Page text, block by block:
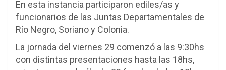
En esta instancia participaron ediles/as y
funcionarios de las Juntas Departamentales de
Río Negro, Soriano y Colonia.
La jornada del viernes 29 comenzó a las 9:30hs
con distintas presentaciones hasta las 18hs,